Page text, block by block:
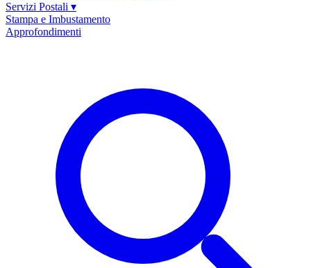
Servizi Postali ▾
Stampa e Imbustamento
Approfondimenti